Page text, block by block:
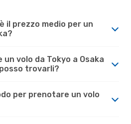
il prezzo medio per un
volo da Tokyo a Osaka
trovarli?
per prenotare un volo